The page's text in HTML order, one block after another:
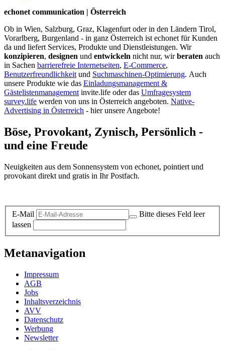
echonet communication | Österreich
Ob in Wien, Salzburg, Graz, Klagenfurt oder in den Ländern Tirol,
Vorarlberg, Burgenland - in ganz Österreich ist echonet für Kunden
da und liefert Services, Produkte und Dienstleistungen. Wir
konzipieren, designen und entwickeln nicht nur, wirberaten auch
in Sachen barrierefreie Internetseiten, E-Commerce,
Benutzerfreundlichkeit und Suchmaschinen-Optimierung. Auch
unsere Produkte wie das Einladungsmanagement &
Gästelistenmanagement invite.life oder das Umfragesystem
survey.life werden von uns in Österreich angeboten. Native-
Advertising in Österreich - hier unsere Angebote!
Böse, Provokant, Zynisch, Persönlich -
und eine Freude
Neuigkeiten aus dem Sonnensystem von echonet, pointiert und
provokant direkt und gratis in Ihr Postfach.
E-Mail
Bitte dieses Feld leer
lassen
Metanavigation
Impressum
AGB
Jobs
Inhaltsverzeichnis
AVV
Datenschutz
Werbung
Newsletter